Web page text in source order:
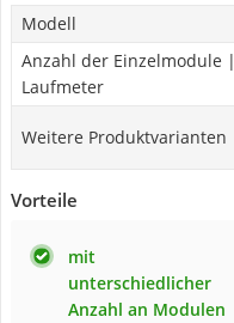
Modell
Anzahl der Einzelmodule |
Laufmeter
Weitere Produktvarianten
Vorteile
mit
unterschiedlicher
Anzahl an Modulen